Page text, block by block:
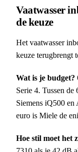
Vaatwasser
de keuze
Het vaatwasser
keuze terugbrengt
Wat is je budget?
Serie 4. Tussen
Siemens iQ500 en
euro is Miele de
Hoe stil moet het